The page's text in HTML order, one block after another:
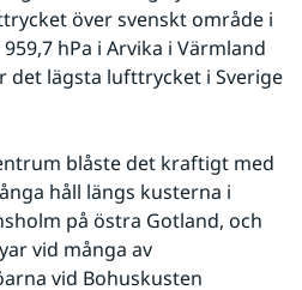
över svenskt område i
hPa i Arvika i Värmland
det lägsta lufttrycket i Sverige
blåste det kraftigt med
håll längs kusterna i
på östra Gotland, och
vid många av
vid Bohuskusten